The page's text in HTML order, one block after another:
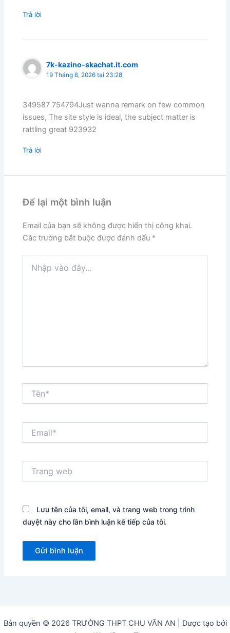
Trả lời
7k-kazino-skachat.it.com
19 Tháng 6, 2026 tại 23:28
349587 754794Just wanna remark on few common
issues, The site style is ideal, the subject matter is
rattling great 923932
Trả lời
Để lại một bình luận
Email của bạn sẽ không được hiển thị công khai.
Các trường bắt buộc được đánh dấu *
vào
web
Lưu tên của tôi, email, và trang web trong trình
duyệt này cho lần bình luận kế tiếp của tôi.
Bản quyền © 2026 TRƯỜNG THPT CHU VĂN AN | Được tạo bởi